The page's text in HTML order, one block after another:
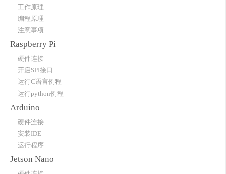
工作原理
编程原理
注意事项
Raspberry Pi
硬件连接
开启SPI接口
运行C语言例程
运行python例程
Arduino
硬件连接
安装IDE
运行程序
Jetson Nano